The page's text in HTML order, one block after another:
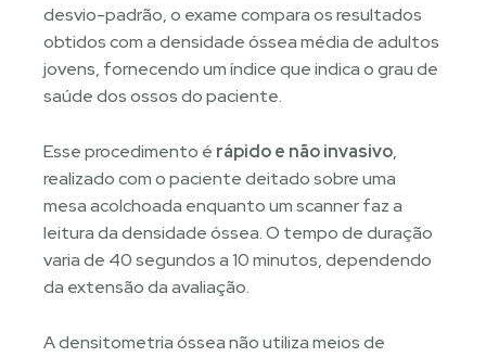
desvio-padrão, o exame compara os resultados
obtidos com a densidade óssea média de adultos
jovens, fornecendo um índice que indica o grau de
saúde dos ossos do paciente.
Esse procedimento é rápido e não invasivo,
realizado com o paciente deitado sobre uma
mesa acolchoada enquanto um scanner faz a
leitura da densidade óssea. O tempo de duração
varia de 40 segundos a 10 minutos, dependendo
da extensão da avaliação.
A densitometria óssea não utiliza meios de